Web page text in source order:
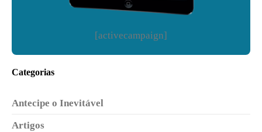
[activecampaign]
Categorias
Antecipe o Inevitável
Artigos